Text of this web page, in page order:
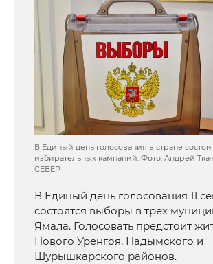
В Единый день голосования в стране
избирательных кампаний. Фото: Андрей
СЕВЕР
В Единый день голосования 11
состоятся выборы в трех
Ямала. Голосовать предстоит
Нового Уренгоя, Надымского и
Шурышкарского районов.